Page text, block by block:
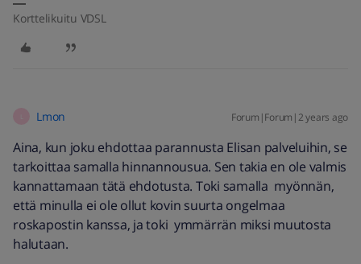
Korttelikuitu VDSL
Lmon Forum|Forum|2 years ago
Aina, kun joku ehdottaa parannusta Elisan palveluihin, se
tarkoittaa samalla hinnannousua. Sen takia en ole valmis
kannattamaan tätä ehdotusta. Toki samalla myönnän,
että minulla ei ole ollut kovin suurta ongelmaa
roskapostin kanssa, ja toki ymmärrän miksi muutosta
halutaan.